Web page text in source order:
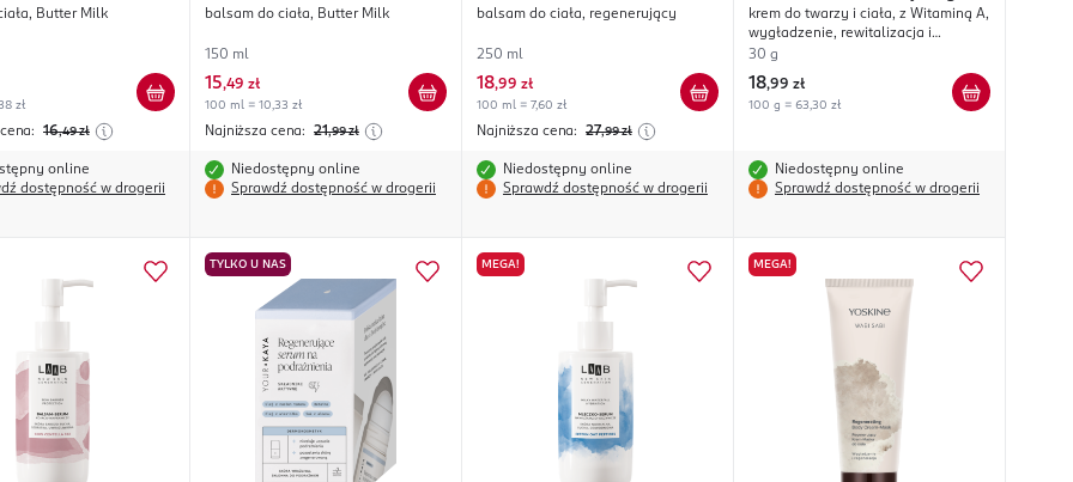
Butter Milk
zł
16,49 zł
online
dostępność w drogerii
balsam do ciała, Butter Milk
150 ml
15,49 zł
100 ml = 10,33 zł
Najniższa cena: 21,99 zł
Niedostępny online
Sprawdź dostępność w drogerii
balsam do ciała, regenerujący
250 ml
18,99 zł
100 ml = 7,60 zł
Najniższa cena: 27,99 zł
Niedostępny online
Sprawdź dostępność w drogerii
krem do twarzy i ciała, z Witaminą A,
wygładzenie, rewitalizacja i
redukcja niedoskonałości
30 g
18,99 zł
100 g = 63,30 zł
Niedostępny online
Sprawdź dostępność w drogerii
TYLKO U NAS MEGA! MEGA!